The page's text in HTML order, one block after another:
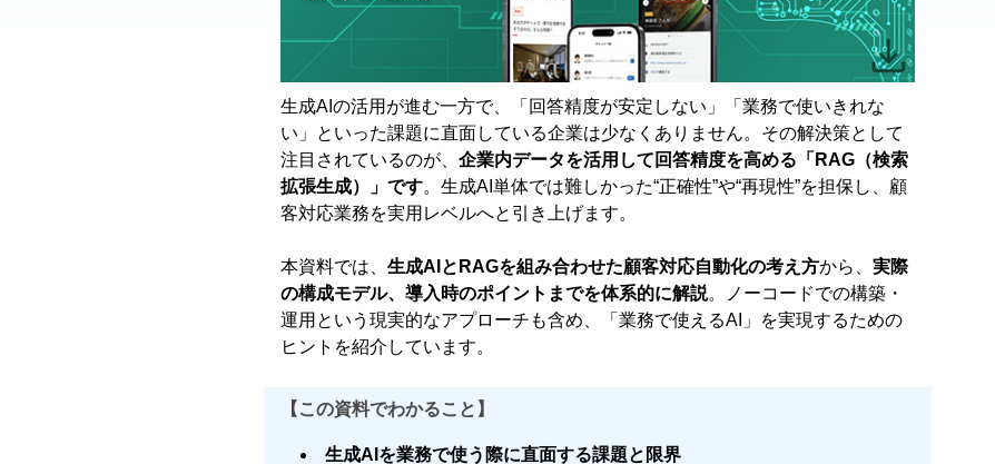
生成AIの活用が進む一方で、「回答精度が安定しない」「業務で使いきれな
い」といった課題に直面している企業は少なくありません。その解決策として
注目されているのが、 企業内データを活用して回答精度を高める「RAG（検索
拡張生成）」です。生成AI単体では難しかった“正確性”や“再現性”を担保し、顧
客対応業務を実用レベルへと引き上げます。
本資料では、 生成AIとRAGを組み合わせた顧客対応自動化の考え方から、 実際
の構成モデル、導入時のポイントまでを体系的に解説。ノーコードでの構築・
運用という現実的なアプローチも含め、「業務で使えるAI」を実現するための
ヒントを紹介しています。
【この資料でわかること】
生成AIを業務で使う際に直面する課題と限界